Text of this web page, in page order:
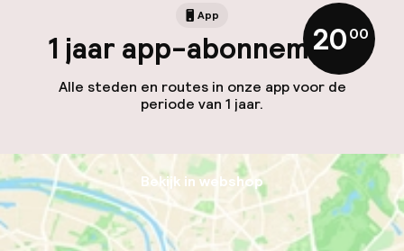
App
1 jaar app-abonnement
Alle steden en routes in onze app voor de
periode van 1 jaar.
20,00
Bekijk in webshop